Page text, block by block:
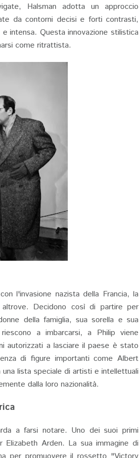
Halsman adotta un approccio
da contorni decisi e forti contrasti,
intensa. Questa innovazione stilistica
come ritrattista.
l'invasione nazista della Francia, la
Decidono così di partire per
della famiglia, sua sorella e sua
a imbarcarsi, a Philip viene
autorizzati a lasciare il paese è stato
di figure importanti come Albert
lista speciale di artisti e intellettuali
dalla loro nazionalità.
a farsi notare. Uno dei suoi primi
Elizabeth Arden. La sua immagine di